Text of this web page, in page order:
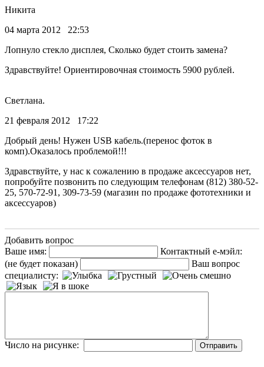
Никита
04 марта 2012 22:53
Лопнуло стекло дисплея, Сколько будет стоить замена?
Здравствуйте! Ориентировочная стоимость 5900 рублей.
Светлана.
21 февраля 2012 17:22
Добрый день! Нужен USB кабель.(перенос фоток в
комп).Оказалось проблемой!!!
Здравствуйте, у нас к сожалению в продаже аксессуаров нет,
попробуйте позвонить по следующим телефонам (812) 380-52-
25, 570-72-91, 309-73-59 (магазин по продаже фототехники и
аксессуаров)
Добавить вопрос
Ваше имя:
Контактный е-мэйл:
(не будет показан)
Ваш вопрос
специалисту:
Число на рисунке: